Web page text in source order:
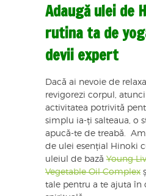
Adaugă ulei de
rutina ta de
devii expert
Dacă ai nevoie de
revigorezi corpul,
activitatea potrivită
simplu ia-ți salteaua, o
apucă-te de treabă.
de ulei esențial Hinoki
uleiul de bază Young
Vegetable Oil Complex
tale pentru a te ajuta în